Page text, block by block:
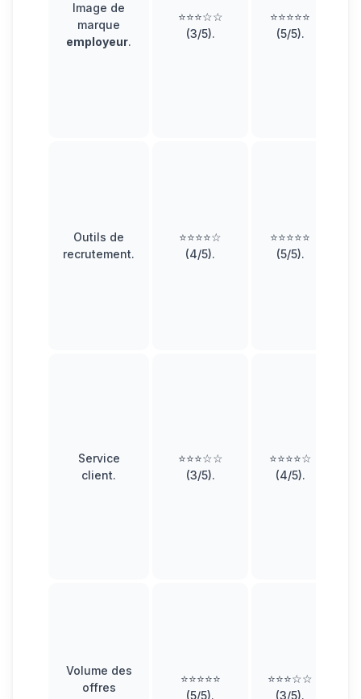
Image de
marque
employeur.
⭐⭐⭐☆☆
(3/5).
⭐⭐⭐⭐⭐
(5/5).
Outils de
recrutement.
⭐⭐⭐⭐☆
(4/5).
⭐⭐⭐⭐⭐
(5/5).
Service
client.
⭐⭐⭐☆☆
(3/5).
⭐⭐⭐⭐☆
(4/5).
Volume des
offres
⭐⭐⭐⭐⭐
(5/5).
⭐⭐⭐☆☆
(3/5).